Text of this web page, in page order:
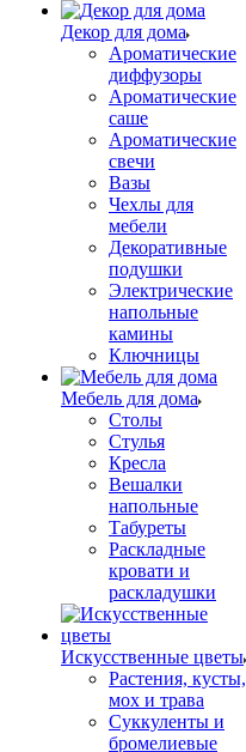
Декор для дома
Ароматические
диффузоры
Ароматические
саше
Ароматические
свечи
Вазы
Чехлы для
мебели
Декоративные
подушки
Электрические
напольные
камины
Ключницы
Мебель для дома
Столы
Стулья
Кресла
Вешалки
напольные
Табуреты
Раскладные
кровати и
раскладушки
Искусственные цветы
Растения, кусты,
мох и трава
Суккуленты и
бромелиевые